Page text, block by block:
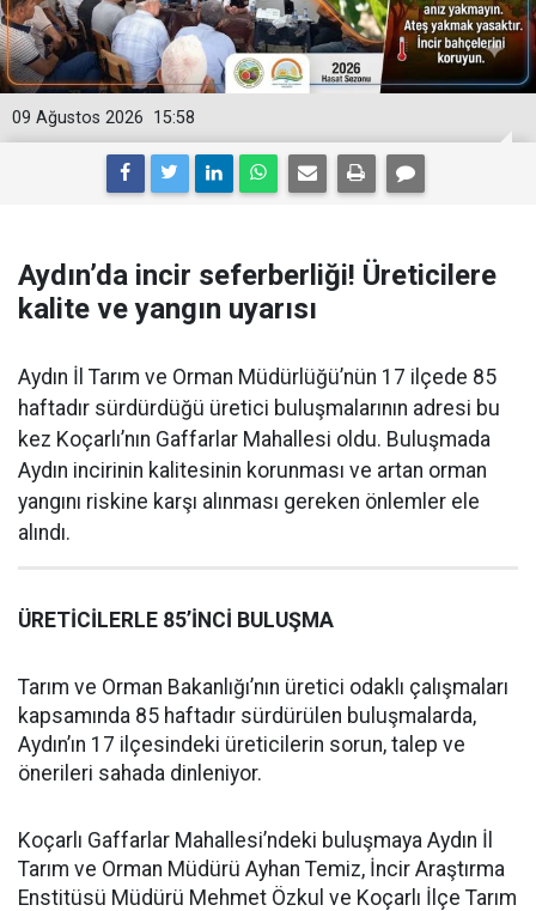
15:58
09 Ağustos 2026
Aydın’da incir seferberliği! Üreticilere
kalite ve yangın uyarısı
Aydın İl Tarım ve Orman Müdürlüğü’nün 17 ilçede 85
haftadır sürdürdüğü üretici buluşmalarının adresi bu
kez Koçarlı’nın Gaffarlar Mahallesi oldu. Buluşmada
Aydın incirinin kalitesinin korunması ve artan orman
yangını riskine karşı alınması gereken önlemler ele
alındı.
ÜRETİCİLERLE 85’İNCİ BULUŞMA
Tarım ve Orman Bakanlığı’nın üretici odaklı çalışmaları
kapsamında 85 haftadır sürdürülen buluşmalarda,
Aydın’ın 17 ilçesindeki üreticilerin sorun, talep ve
önerileri sahada dinleniyor.
Koçarlı Gaffarlar Mahallesi’ndeki buluşmaya Aydın İl
Tarım ve Orman Müdürü Ayhan Temiz, İncir Araştırma
Enstitüsü Müdürü Mehmet Özkul ve Koçarlı İlçe Tarım